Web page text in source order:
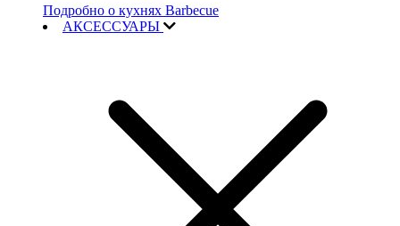
Подробно о кухнях Barbecue
АКСЕССУАРЫ